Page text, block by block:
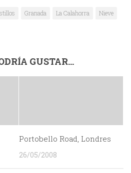
Granada La Calahorra
Nieve
GUSTAR...
Portobello Road, Londres
26/05/2008